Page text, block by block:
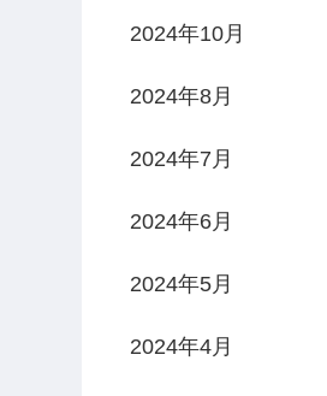
2024年10月
2024年8月
2024年7月
2024年6月
2024年5月
2024年4月